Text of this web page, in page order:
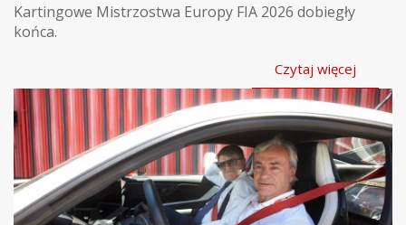
Kartingowe Mistrzostwa Europy FIA 2026 dobiegły
końca.
Czytaj więcej